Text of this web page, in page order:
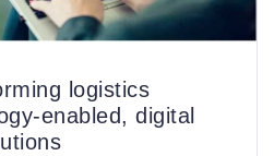
logistics
enabled, digital